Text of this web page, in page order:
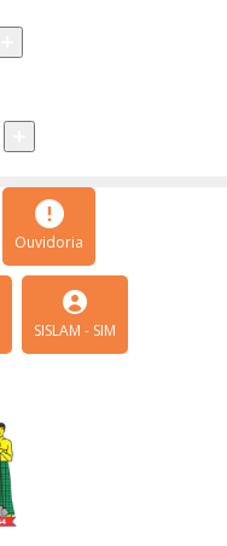
Ouvidoria
SISLAM - SIM